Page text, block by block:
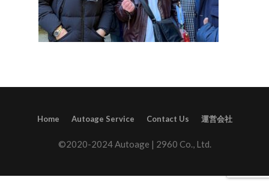
Home Autoage Service Contact Us 運営会社
©2020-2024 Autoage | 2960 Co., Ltd.